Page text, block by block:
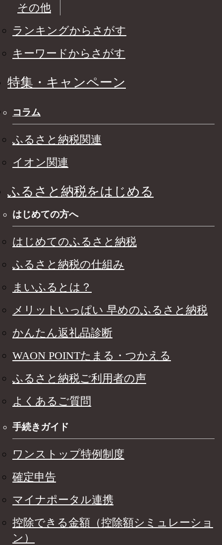
その他
ランキングからさがす
キーワードからさがす
特集・キャンペーン
コラム
ふるさと納税関連
イオン関連
ふるさと納税をはじめる
はじめての方へ
はじめてのふるさと納税
ふるさと納税の仕組み
まいふるとは？
メリットいっぱい 早めのふるさと納税
かんたん返礼品診断
WAON POINTたまる・つかえる
ふるさと納税ご利用者の声
よくあるご質問
手続きガイド
ワンストップ特例制度
確定申告
マイナポータル連携
控除できる金額（控除額シミュレーショ
ン）